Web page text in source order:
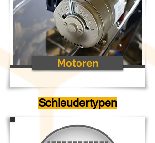
Motoren
Schleudertypen